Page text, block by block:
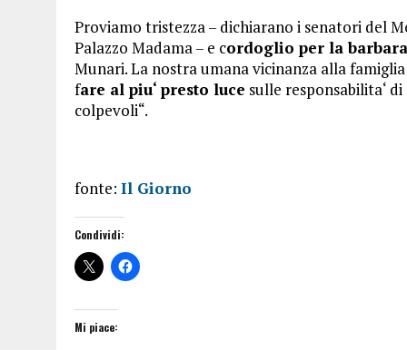
Proviamo tristezza – dichiarano i senatori del
Palazzo Madama – e cordoglio per la
Munari. La nostra umana vicinanza alla
fare al piu‘ presto luce sulle responsabilita‘
colpevoli“.
fonte: Il Giorno
Condividi:
Mi piace: